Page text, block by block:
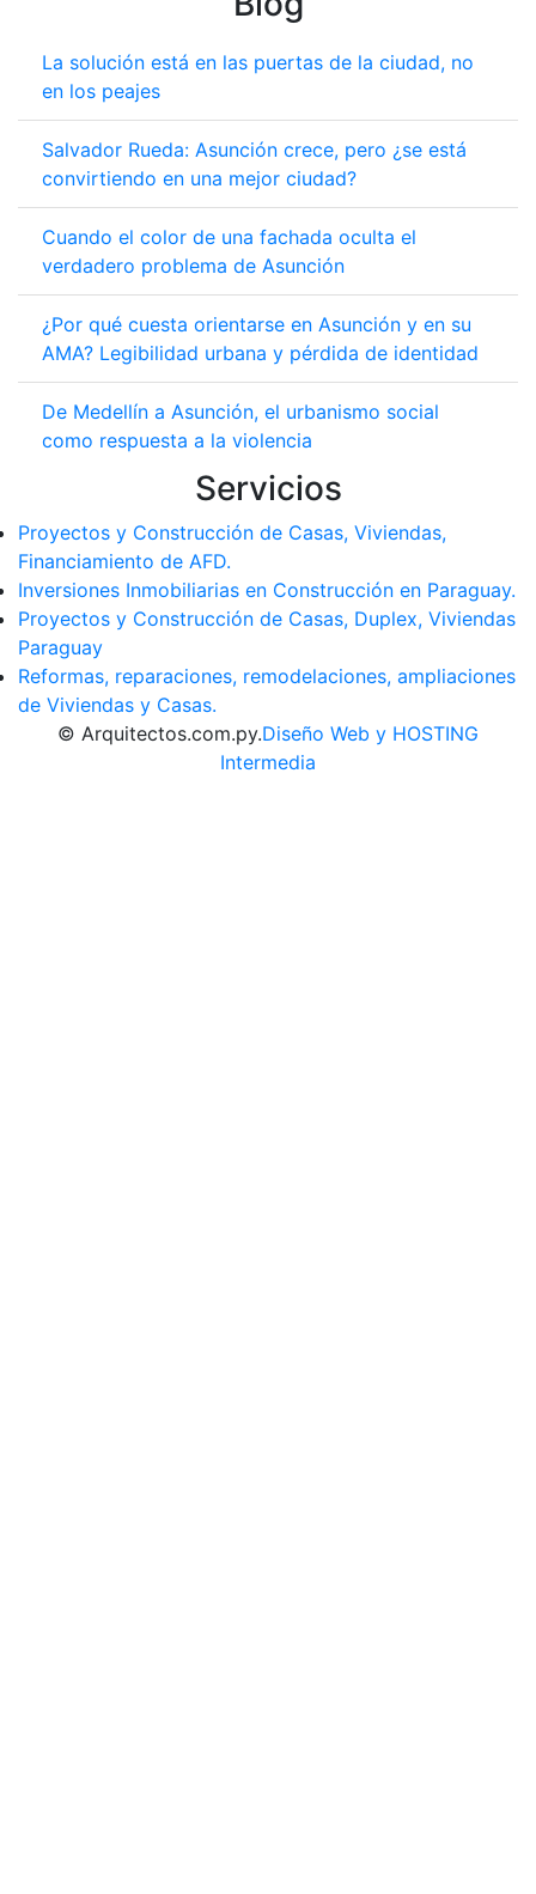
La solución está en las puertas de la ciudad, no
en los peajes
Salvador Rueda: Asunción crece, pero ¿se está
convirtiendo en una mejor ciudad?
Cuando el color de una fachada oculta el
verdadero problema de Asunción
¿Por qué cuesta orientarse en Asunción y en su
AMA? Legibilidad urbana y pérdida de identidad
De Medellín a Asunción, el urbanismo social
como respuesta a la violencia
Servicios
Proyectos y Construcción de Casas, Viviendas,
Financiamiento de AFD.
Inversiones Inmobiliarias en Construcción en Paraguay.
Proyectos y Construcción de Casas, Duplex, Viviendas
Paraguay
Reformas, reparaciones, remodelaciones, ampliaciones
de Viviendas y Casas.
© Arquitectos.com.py.Diseño Web y HOSTING
Intermedia